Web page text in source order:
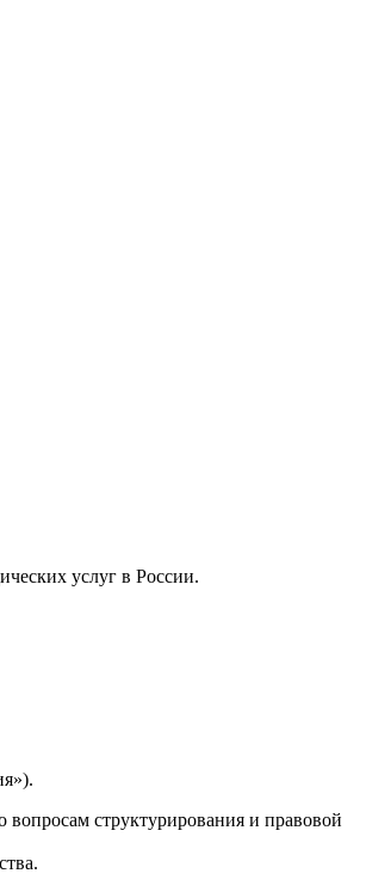
услуг в России.
структурирования и правовой